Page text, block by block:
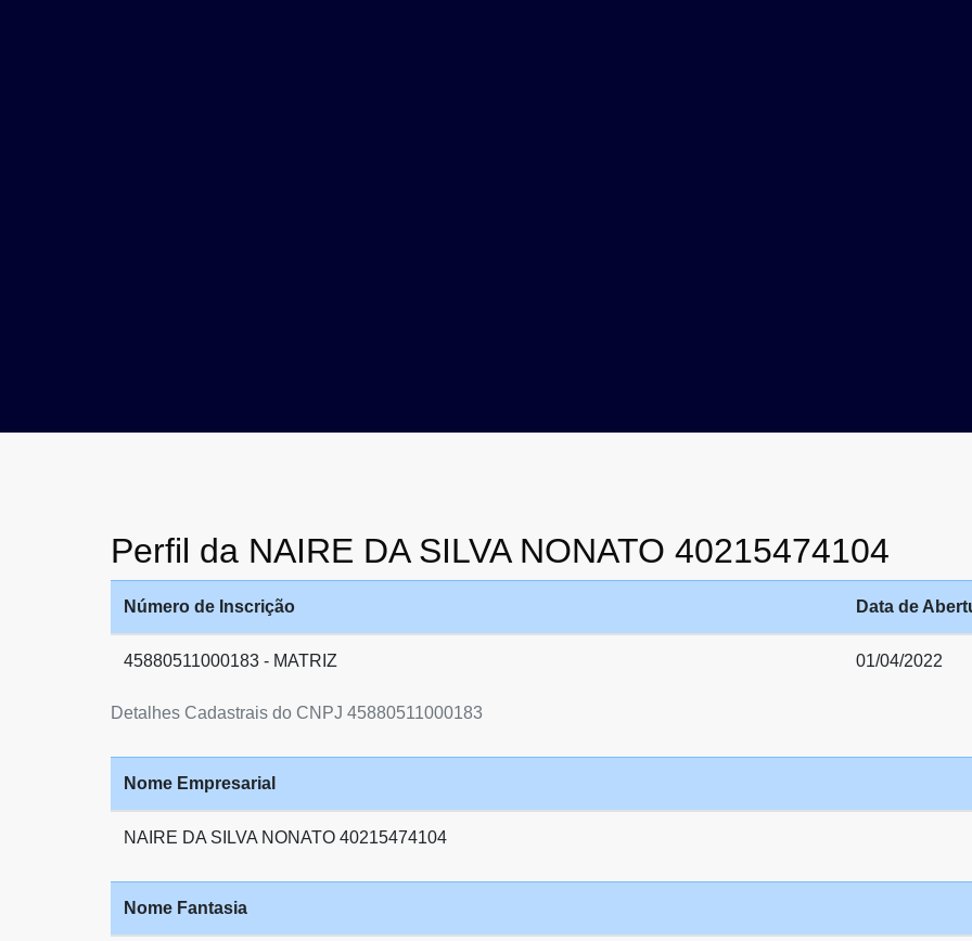
Perfil da NAIRE DA SILVA NONATO 40215474104
Detalhes Cadastrais do CNPJ 45880511000183
Número de Inscrição Data de
45880511000183 - MATRIZ 01/04/2022
Nome Empresarial
NAIRE DA SILVA NONATO 40215474104
Nome Fantasia